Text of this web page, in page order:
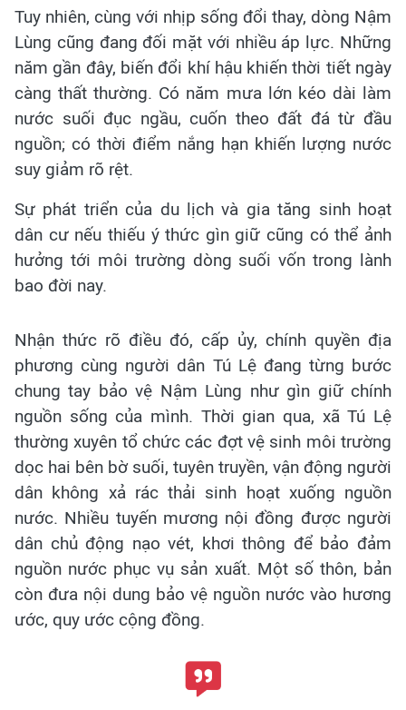
Tuy nhiên, cùng với nhịp sống đổi thay, dòng Nậm
Lùng cũng đang đối mặt với nhiều áp lực. Những
năm gần đây, biến đổi khí hậu khiến thời tiết ngày
càng thất thường. Có năm mưa lớn kéo dài làm
nước suối đục ngầu, cuốn theo đất đá từ đầu
nguồn; có thời điểm nắng hạn khiến lượng nước
suy giảm rõ rệt.
Sự phát triển của du lịch và gia tăng sinh hoạt
dân cư nếu thiếu ý thức gìn giữ cũng có thể ảnh
hưởng tới môi trường dòng suối vốn trong lành
bao đời nay.
Nhận thức rõ điều đó, cấp ủy, chính quyền địa
phương cùng người dân Tú Lệ đang từng bước
chung tay bảo vệ Nậm Lùng như gìn giữ chính
nguồn sống của mình. Thời gian qua, xã Tú Lệ
thường xuyên tổ chức các đợt vệ sinh môi trường
dọc hai bên bờ suối, tuyên truyền, vận động người
dân không xả rác thải sinh hoạt xuống nguồn
nước. Nhiều tuyến mương nội đồng được người
dân chủ động nạo vét, khơi thông để bảo đảm
nguồn nước phục vụ sản xuất. Một số thôn, bản
còn đưa nội dung bảo vệ nguồn nước vào hương
ước, quy ước cộng đồng.